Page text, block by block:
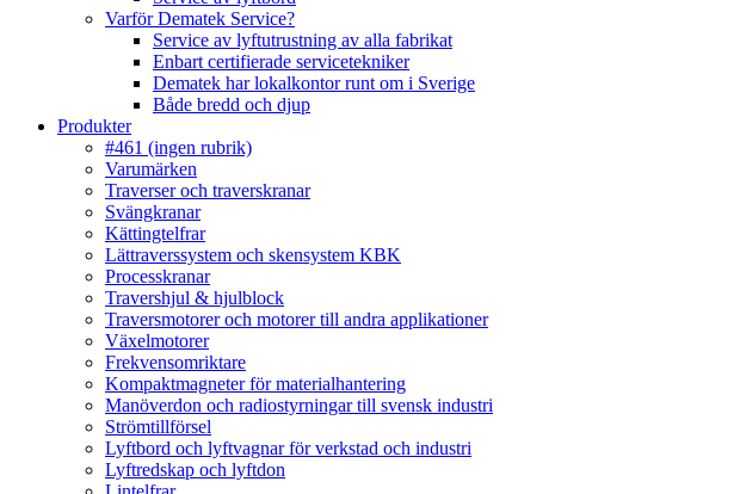
Varför Dematek Service?
Service av lyftutrustning av alla fabrikat
Enbart certifierade servicetekniker
Dematek har lokalkontor runt om i Sverige
Både bredd och djup
Produkter
#461 (ingen rubrik)
Varumärken
Traverser och traverskranar
Svängkranar
Kättingtelfrar
Lättraverssystem och skensystem KBK
Processkranar
Travershjul & hjulblock
Traversmotorer och motorer till andra applikationer
Växelmotorer
Frekvensomriktare
Kompaktmagneter för materialhantering
Manöverdon och radiostyrningar till svensk industri
Strömtillförsel
Lyftbord och lyftvagnar för verkstad och industri
Lyftredskap och lyftdon